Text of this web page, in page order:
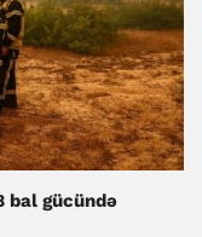
bal gücündə